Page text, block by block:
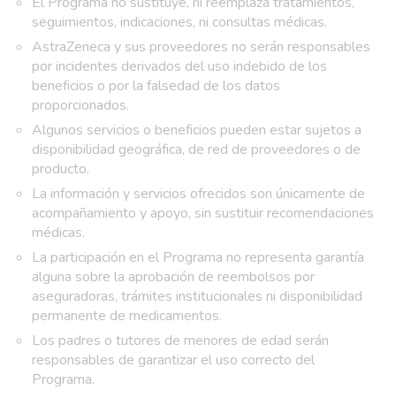
seguimientos, indicaciones, ni consultas médicas.
AstraZeneca y sus proveedores no serán responsables
por incidentes derivados del uso indebido de los
beneficios o por la falsedad de los datos
proporcionados.
Algunos servicios o beneficios pueden estar sujetos a
disponibilidad geográfica, de red de proveedores o de
producto.
La información y servicios ofrecidos son únicamente de
acompañamiento y apoyo, sin sustituir recomendaciones
médicas.
La participación en el Programa no representa garantía
alguna sobre la aprobación de reembolsos por
aseguradoras, trámites institucionales ni disponibilidad
permanente de medicamentos.
Los padres o tutores de menores de edad serán
responsables de garantizar el uso correcto del
Programa.